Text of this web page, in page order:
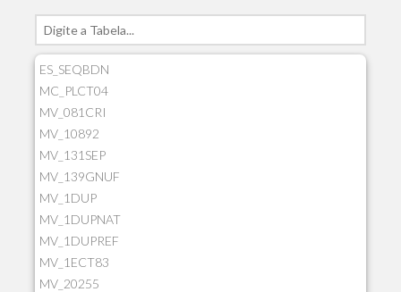
ES_SEQBDN
MC_PLCT04
MV_081CRI
MV_10892
MV_131SEP
MV_139GNUF
MV_1DUP
MV_1DUPNAT
MV_1DUPREF
MV_1ECT83
MV_20255